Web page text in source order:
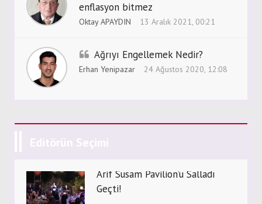
enflasyon bitmez
Oktay APAYDIN 13 Aralık 2021, 00:21
Ağrıyı Engellemek Nedir?
Erhan Yenipazar 24 Ağustos 2020, 12:08
Editörün Seçimi
Arif Susam Pavilion’u Salladı
Geçti!